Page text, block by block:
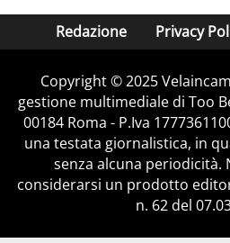
presentata tramite i canali
sito web, i patronati o i servizi di
fondamentale verificare che la
contributiva e reddituale sia
stabiliti, in modo da evitare
riconoscimento della
Gli uffici competenti dell’INPS
considerando tutti gli aspetti
in caso di esito positivo,
integrato automaticamente fino
Redazione Privacy
Copyright © 2025
gestione multimediale di Too
00184 Roma - P.Iva
una testata giornalistica, in
senza alcuna
considerarsi un prodotto
n. 62 del